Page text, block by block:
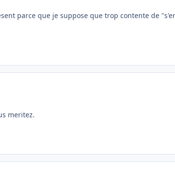
parce que je suppose que trop contente de
meritez.